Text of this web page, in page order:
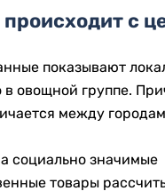
происходит с
показывают
в овощной группе.
между
социально значимые
товары